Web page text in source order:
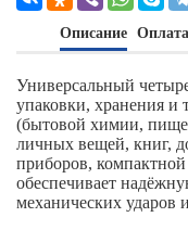
Описание Оплата
Универсальный
упаковки, хранения и
(бытовой химии,
личных вещей, книг,
приборов,
обеспечивает
механических ударов